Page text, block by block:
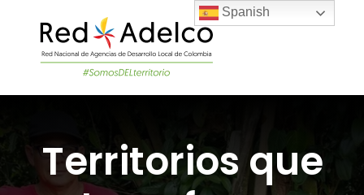
PROYECTOS DEL
Territorios que
Spanish